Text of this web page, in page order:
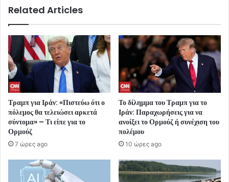
Related Articles
Τραμπ για Ιράν: «Πιστεύω ότι ο
πόλεμος θα τελειώσει αρκετά
σύντομα» – Τι είπε για το
Ορμούζ
7 ώρες ago
Το δίλημμα του Τραμπ για το
Ιράν: Παραχωρήσεις για να
ανοίξει το Ορμούζ ή συνέχιση του
πολέμου
10 ώρες ago